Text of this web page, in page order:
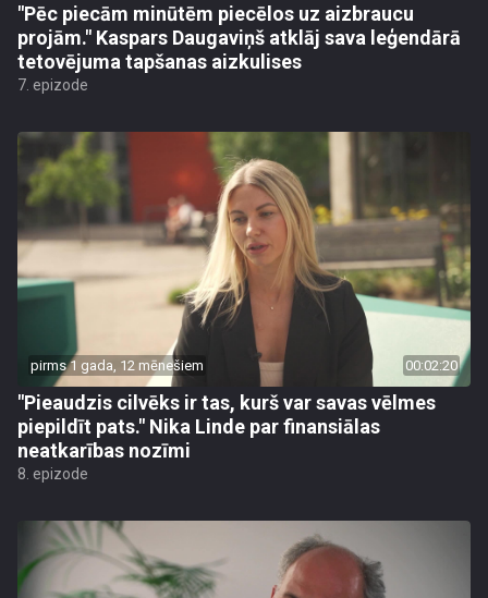
"Pēc piecām minūtēm piecēlos uz aizbraucu
projām." Kaspars Daugaviņš atklāj sava leģendārā
tetovējuma tapšanas aizkulises
7. epizode
pirms 1 gada, 12 mēnešiem 00:02:20
"Pieaudzis cilvēks ir tas, kurš var savas vēlmes
piepildīt pats." Nika Linde par finansiālas
neatkarības nozīmi
8. epizode